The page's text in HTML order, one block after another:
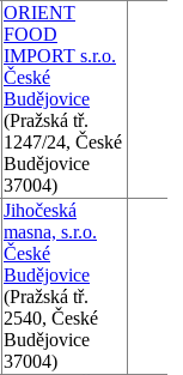
ORIENT
FOOD
IMPORT s.r.o.
České
Budějovice
(Pražská tř.
1247/24, České
Budějovice
37004)
Jihočeská
masna, s.r.o.
České
Budějovice
(Pražská tř.
2540, České
Budějovice
37004)